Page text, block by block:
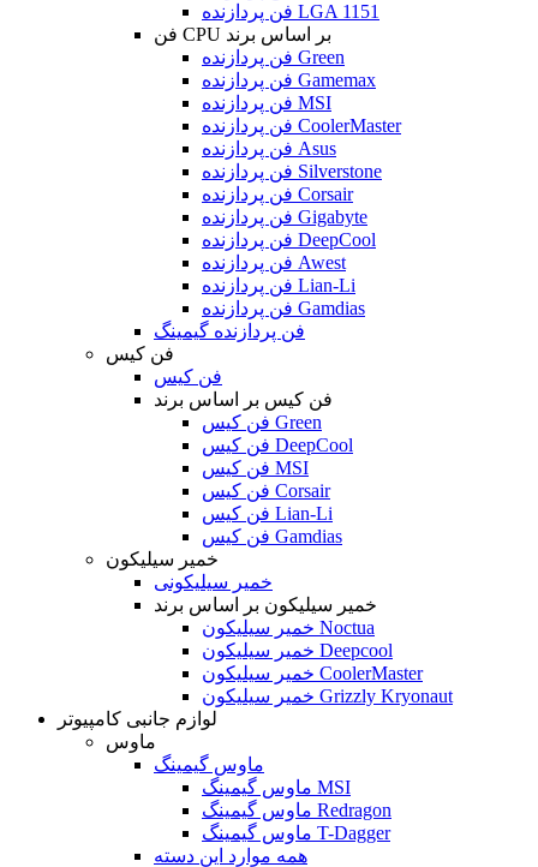
فن پردازنده LGA 1151
فن CPU بر اساس برند
فن پردازنده Green
فن پردازنده Gamemax
فن پردازنده MSI
فن پردازنده CoolerMaster
فن پردازنده Asus
فن پردازنده Silverstone
فن پردازنده Corsair
فن پردازنده Gigabyte
فن پردازنده DeepCool
فن پردازنده Awest
فن پردازنده Lian-Li
فن پردازنده Gamdias
فن پردازنده گیمینگ
فن کیس
فن کیس
فن کیس بر اساس برند
فن کیس Green
فن کیس DeepCool
فن کیس MSI
فن کیس Corsair
فن کیس Lian-Li
فن کیس Gamdias
خمیر سیلیکون
خمیر سیلیکونی
خمیر سیلیکون بر اساس برند
خمیر سیلیکون Noctua
خمیر سیلیکون Deepcool
خمیر سیلیکون CoolerMaster
خمیر سیلیکون Grizzly Kryonaut
لوازم جانبی کامپیوتر
ماوس
ماوس گیمینگ
ماوس گیمینگ MSI
ماوس گیمینگ Redragon
ماوس گیمینگ T-Dagger
همه موارد این دسته